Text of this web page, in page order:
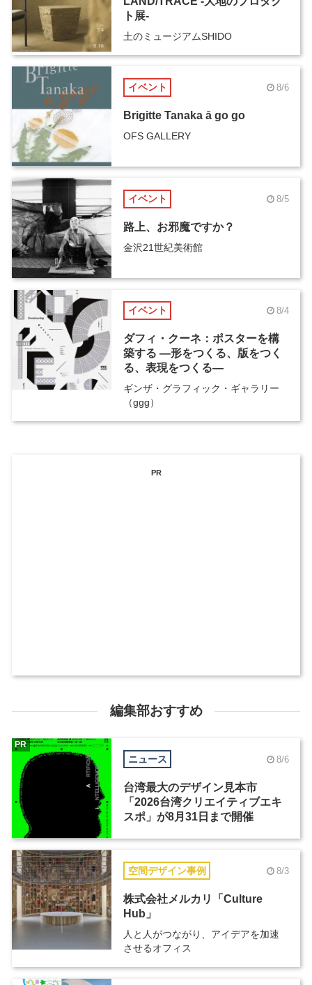
ト展-
土のミュージアムSHIDO
イベント 8/6
Brigitte Tanaka ā go go
OFS GALLERY
イベント 8/5
路上、お邪魔ですか？
金沢21世紀美術館
イベント 8/4
ダフィ・クーネ：ポスターを構
築する ―形をつくる、版をつく
る、表現をつくる―
ギンザ・グラフィック・ギャラリー
（ggg）
PR
編集部おすすめ
ニュース 8/6
台湾最大のデザイン見本市
「2026台湾クリエイティブエキ
スポ」が8月31日まで開催
PR
空間デザイン事例 8/3
株式会社メルカリ「Culture
Hub」
人と人がつながり、アイデアを加速
させるオフィス